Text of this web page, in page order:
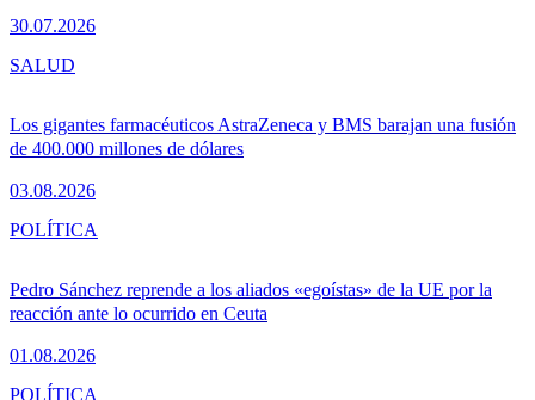
30.07.2026
Los gigantes farmacéuticos AstraZeneca y BMS barajan una fusión
de 400.000 millones de dólares
03.08.2026
SALUD
Pedro Sánchez reprende a los aliados «egoístas» de la UE por la
reacción ante lo ocurrido en Ceuta
01.08.2026
POLÍTICA
POLÍTICA